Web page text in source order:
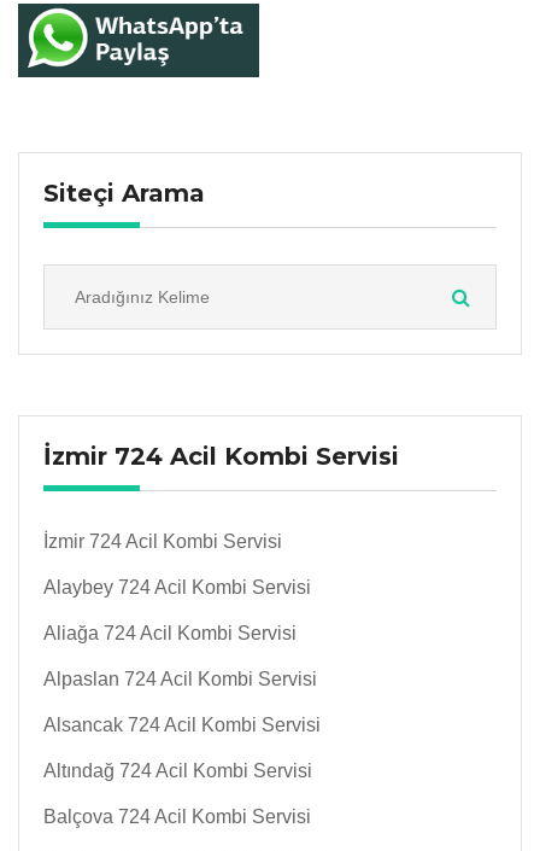
Siteçi Arama
İzmir 724 Acil Kombi Servisi
İzmir 724 Acil Kombi Servisi
Alaybey 724 Acil Kombi Servisi
Aliağa 724 Acil Kombi Servisi
Alpaslan 724 Acil Kombi Servisi
Alsancak 724 Acil Kombi Servisi
Altındağ 724 Acil Kombi Servisi
Balçova 724 Acil Kombi Servisi